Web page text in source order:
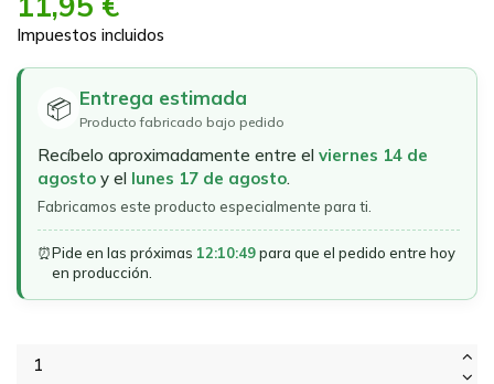
Impuestos incluidos
📦 Entrega estimada
Producto fabricado bajo pedido
Recíbelo aproximadamente entre el viernes 14 de
agosto y el lunes 17 de agosto.
Fabricamos este producto especialmente para ti.
⏰Pide en las próximas 12:10:49para que el pedido entre hoy
en producción.